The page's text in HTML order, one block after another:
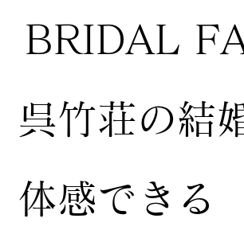
BRIDAL
呉竹荘の結
体感できる